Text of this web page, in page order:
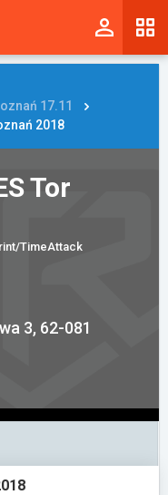
17.11
2018
Tor
TimeAttack
3, 62-081